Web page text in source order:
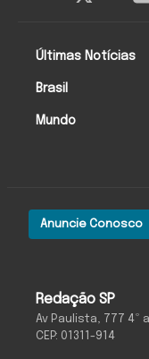
Redação SP
Av Paulista, 777 4º
CEP: 01311-914
Anuncie Conosco
Últimas Notícias
Brasil
Mundo